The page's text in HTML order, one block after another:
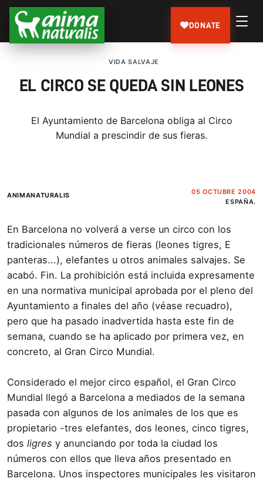
DONATE
VIDA SALVAJE
EL CIRCO SE QUEDA SIN LEONES
El Ayuntamiento de Barcelona obliga al Circo
Mundial a prescindir de sus fieras.
ANIMANATURALIS
05 OCTUBRE 2004
ESPAÑA.
En Barcelona no volverá a verse un circo con los
tradicionales números de fieras (leones tigres, E
panteras...), elefantes u otros animales salvajes. Se
acabó. Fin. La prohibición está incluida expresamente
en una normativa municipal aprobada por el pleno del
Ayuntamiento a finales del año (véase recuadro),
pero que ha pasado inadvertida hasta este fin de
semana, cuando se ha aplicado por primera vez, en
concreto, al Gran Circo Mundial.
Considerado el mejor circo español, el Gran Circo
Mundial llegó a Barcelona a mediados de la semana
pasada con algunos de los animales de los que es
propietario -tres elefantes, dos leones, cinco tigres,
dos ligres y anunciando por toda la ciudad los
números con ellos que lleva años presentado en
Barcelona. Unos inspectores municipales les visitaron